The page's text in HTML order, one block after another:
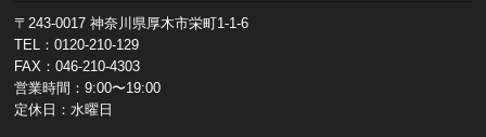
〒243-0017 神奈川県厚木市栄町1-1-6
TEL： 0120-210-129
FAX：046-210-4303
営業時間：9:00〜19:00
定休日：水曜日